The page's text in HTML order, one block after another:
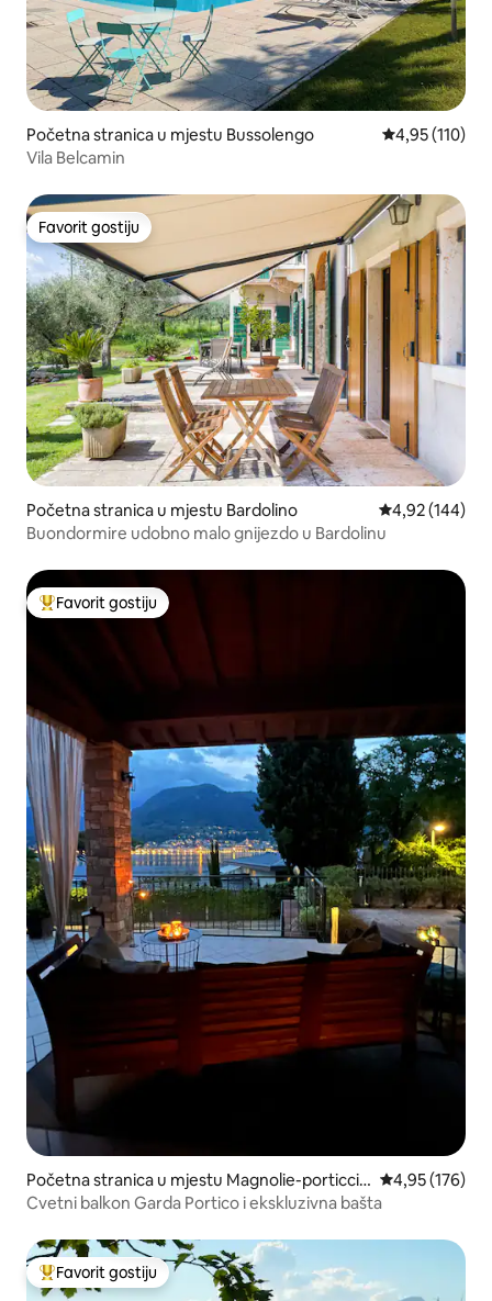
Početna stranica u mjestu Bussolengo prosječna
4,95 (110)
Vila Belcamin
Favorit gostiju
Favorit gostiju
Početna stranica u mjestu Bardolino prosječna
4,92 (144)
Buondormire udobno malo gnijezdo u Bardolinu
Glavni favorit gostiju
Favorit gostiju
Početna stranica u mjestu Magnolie-porticcio
li
prosječna
4,95 (176)
Cvetni balkon Garda Portico i ekskluzivna bašta
Glavni favorit gostiju
Favorit gostiju